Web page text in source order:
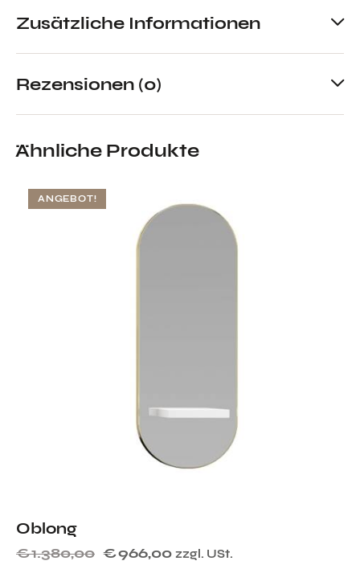
Zusätzliche Informationen
Rezensionen (0)
Ähnliche Produkte
ANGEBOT!
Oblong
€1.380,00 €966,00 zzgl. USt.